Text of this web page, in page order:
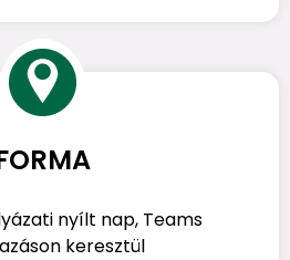
nyílt nap, Teams
keresztül